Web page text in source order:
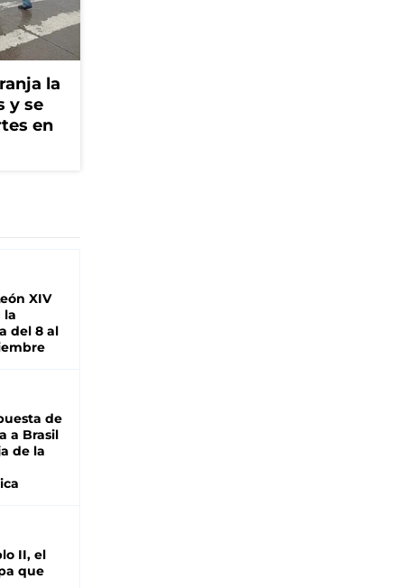
la
y se
en
XIV
la
del 8 al
de
a Brasil
de la
II, el
que